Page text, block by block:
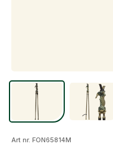
Mer
Art nr. FON65814M
Skapa konto
Fyll i dina företags-
formuläret så
skapat. I vår FAQ